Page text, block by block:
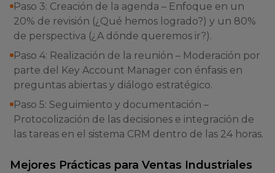
Paso 3: Creación de la agenda – Enfoque en un
20% de revisión (¿Qué hemos logrado?) y un 80%
de perspectiva (¿A dónde queremos ir?).
Paso 4: Realización de la reunión – Moderación por
parte del Key Account Manager con énfasis en
preguntas abiertas y diálogo estratégico.
Paso 5: Seguimiento y documentación –
Protocolización de las decisiones e integración de
las tareas en el sistema CRM dentro de las 24 horas.
Mejores Prácticas para Ventas Industriales